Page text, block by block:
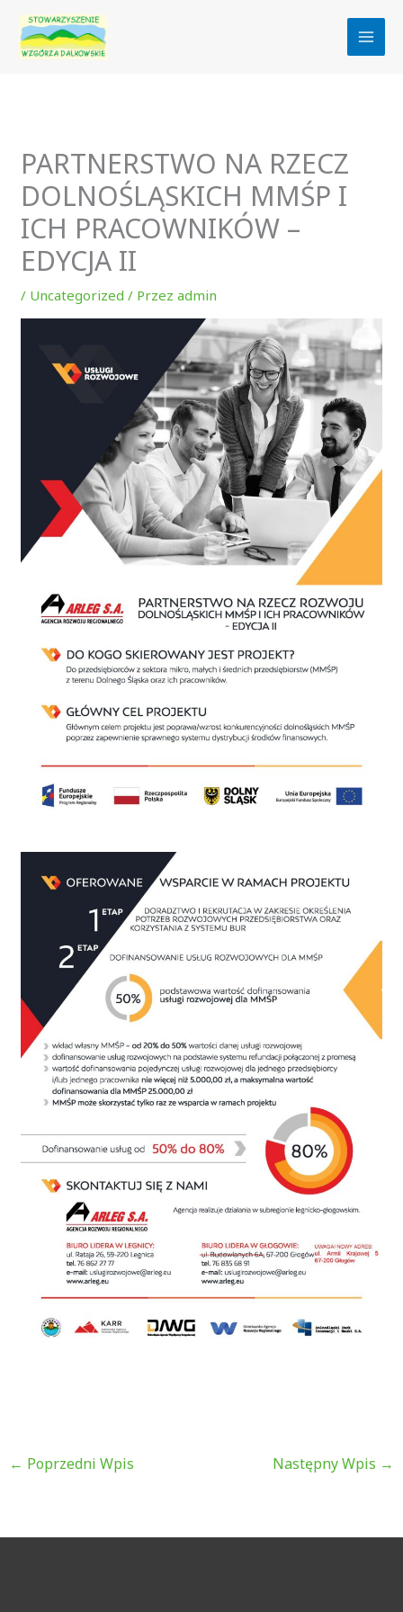
Przejdź
treści
PARTNERSTWO NA RZECZ
DOLNOŚLĄSKICH MMŚP I
ICH PRACOWNIKÓW –
EDYCJA II
/ Uncategorized / Przezadmin
← Poprzedni Wpis Następny Wpis →